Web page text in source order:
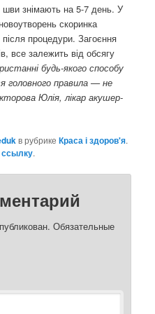
шви знімають на 5-7 день. У
скоринка
процедури. Загоєння
все залежить від обсягу
будь-якого способу
головного правила — не
Юлія, лікар акушер-
в рубрикеКраса і здоров'я.
.
Обязательные